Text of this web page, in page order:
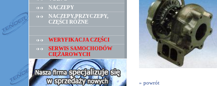
NACZEPY
NACZEPY,PRZYCZEPY,
CZĘŚCI RÓŻNE
WERYFIKACJA CZĘŚCI
SERWIS SAMOCHODÓW
CIĘŻAROWYCH
» powrót